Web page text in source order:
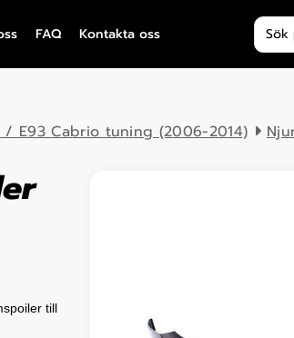
FAQ Kontakta oss
/ E93 Cabrio tuning (2006-2014)
till